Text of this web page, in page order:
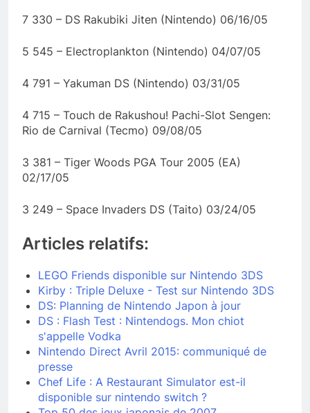
7 330 – DS Rakubiki Jiten (Nintendo) 06/16/05
5 545 – Electroplankton (Nintendo) 04/07/05
4 791 – Yakuman DS (Nintendo) 03/31/05
4 715 – Touch de Rakushou! Pachi-Slot Sengen:
Rio de Carnival (Tecmo) 09/08/05
3 381 – Tiger Woods PGA Tour 2005 (EA)
02/17/05
3 249 – Space Invaders DS (Taito) 03/24/05
Articles relatifs:
LEGO Friends disponible sur Nintendo 3DS
Kirby : Triple Deluxe - Test sur Nintendo 3DS
DS: Planning de Nintendo Japon à jour
DS : Flash Test : Nintendogs. Mon chiot
s'appelle Vodka
Nintendo Direct Avril 2015: communiqué de
presse
Chef Life : A Restaurant Simulator est-il
disponible sur nintendo switch ?